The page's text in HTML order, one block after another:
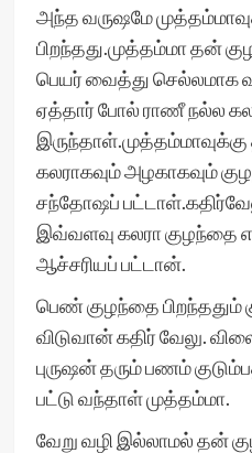
அந்த வருஷமே
பிறந்தது.முத்தம்மா தன்
பெயர் வைத்து செல்லமாக
ஏத்தார் போல் ராணீ நல்ல
கலராகவும் அழகாகவும்
சந்தோஷப்
இவ்வளவு கலரா குழந்தை
ஆச்சரியப் பட்டான்.
பெண் குழந்தை பிறந்ததும்
விடுவான் கதிர் வேலு.
புருஷன் தரும் பணம்
பட்டு வந்தாள் முத்தம்மா.
வேறு வழி இல்லாமல் தன்